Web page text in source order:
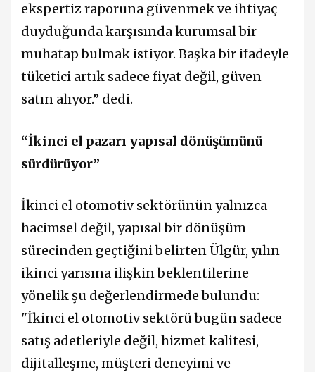
ekspertiz raporuna güvenmek ve ihtiyaç
duyduğunda karşısında kurumsal bir
muhatap bulmak istiyor. Başka bir ifadeyle
tüketici artık sadece fiyat değil, güven
satın alıyor.” dedi.
“İkinci el pazarı yapısal dönüşümünü
sürdürüyor”
İkinci el otomotiv sektörünün yalnızca
hacimsel değil, yapısal bir dönüşüm
sürecinden geçtiğini belirten Ülgür, yılın
ikinci yarısına ilişkin beklentilerine
yönelik şu değerlendirmede bulundu:
"İkinci el otomotiv sektörü bugün sadece
satış adetleriyle değil, hizmet kalitesi,
dijitalleşme, müşteri deneyimi ve